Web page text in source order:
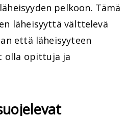
pelkoon. Tämä
läheisyyttä välttelevä
että läheisyyteen
olla opittuja ja